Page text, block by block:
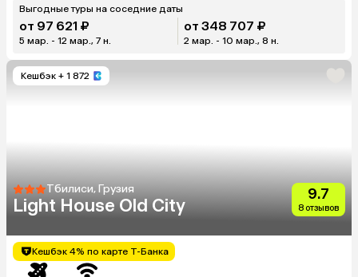
Выгодные туры на соседние даты
от 97 621 ₽
5 мар. - 12 мар., 7 н.
от 348 707 ₽
2 мар. - 10 мар., 8 н.
Кешбэк + 1 872
Тбилиси, Грузия
Light House Old City
9.7
8 отзывов
Кешбэк 4% по карте Т-Банка